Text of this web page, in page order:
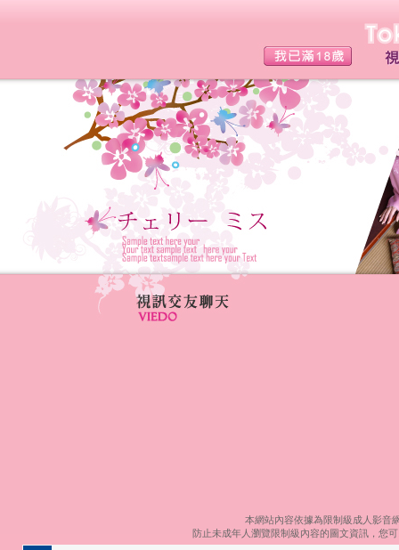
本網站內容依據為限制級成人影音
防止未成年人瀏覽限制級內容的圖文資訊，您